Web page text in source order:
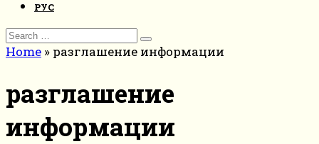
РУС
Search
for:
Home » разглашение информации
разглашение
информации